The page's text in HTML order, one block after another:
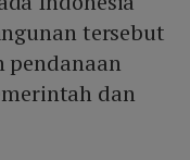
tersebut
pendanaan
dan